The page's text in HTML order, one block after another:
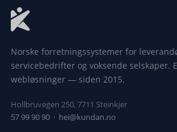
Norske forretningssystemer for
servicebedrifter og voksende selskaper.
webløsninger — siden 2015.
Hollbruvegen 250, 7711 Steinkjer
57 99 90 90 · hei@kundan.no